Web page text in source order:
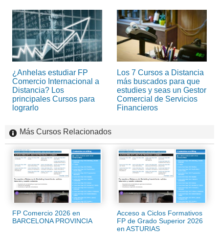
¿Anhelas estudiar FP
Comercio Internacional a
Distancia? Los
principales Cursos para
lograrlo
Los 7 Cursos a Distancia
más buscados para que
estudies y seas un Gestor
Comercial de Servicios
Financieros
Más Cursos Relacionados
FP Comercio 2026 en
BARCELONA PROVINCIA
Acceso a Ciclos Formativos
FP de Grado Superior 2026
en ASTURIAS